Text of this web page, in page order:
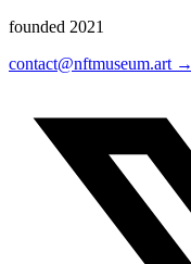
founded 2021
contact@nftmuseum.art →